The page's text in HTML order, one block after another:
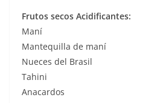
Frutos secos Acidificantes:
Maní
Mantequilla de maní
Nueces del Brasil
Tahini
Anacardos